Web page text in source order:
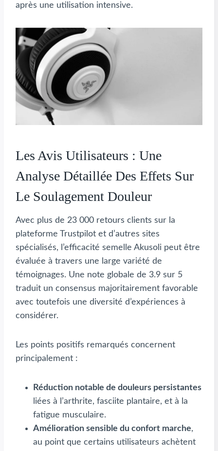
après une utilisation intensive.
Les Avis Utilisateurs : Une
Analyse Détaillée Des Effets Sur
Le Soulagement Douleur
Avec plus de 23 000 retours clients sur la
plateforme Trustpilot et d’autres sites
spécialisés, l’efficacité semelle Akusoli peut être
évaluée à travers une large variété de
témoignages. Une note globale de 3.9 sur 5
traduit un consensus majoritairement favorable
avec toutefois une diversité d’expériences à
considérer.
Les points positifs remarqués concernent
principalement :
Réduction notable de douleurs persistantes
liées à l’arthrite, fasciite plantaire, et à la
fatigue musculaire.
Amélioration sensible du confort marche,
au point que certains utilisateurs achètent